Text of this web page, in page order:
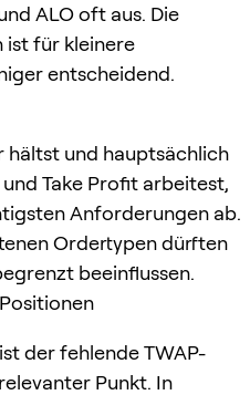
ALO oft aus. Die
ist für kleinere
entscheidend.
hältst und hauptsächlich
Take Profit arbeitest,
Anforderungen ab.
Ordertypen dürften
beeinflussen.
der fehlende TWAP-
Punkt. In